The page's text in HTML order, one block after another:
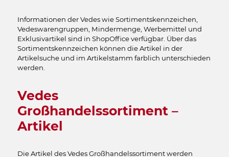
Informationen der Vedes wie Sortimentskennzeichen,
Vedeswarengruppen, Mindermenge, Werbemittel und
Exklusivartikel sind in ShopOffice verfügbar. Über das
Sortimentskennzeichen können die Artikel in der
Artikelsuche und im Artikelstamm farblich unterschieden
werden.
Vedes
Großhandelssortiment –
Artikel
Die Artikel des Vedes Großhandelssortiment werden